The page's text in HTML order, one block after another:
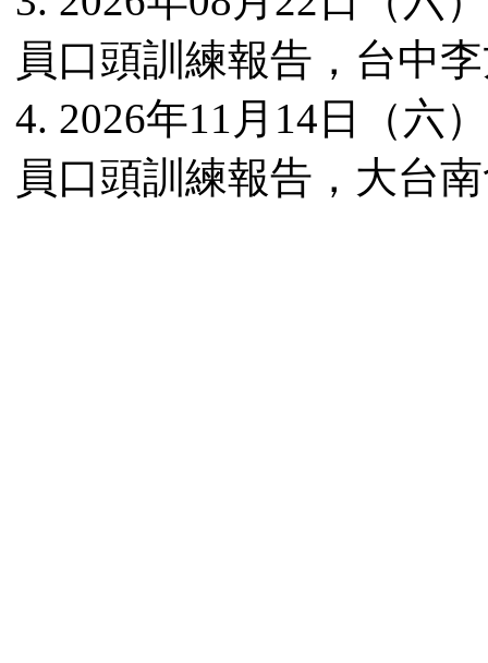
員口頭訓練報告，台中
4. 2026年11月 14 日（六
員口頭訓練報告，大台